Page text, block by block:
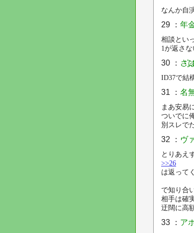
なんか自
29 ： 年
相談とい
1が返さ
30 ： さ҉҉
ID37で結
31 ： 名
まあ安易
ついでに
別スレで
32 ： ヴ
とりあえ
>>26
は返って
で知り合
相手は確
迂闊に高
33 ： ア